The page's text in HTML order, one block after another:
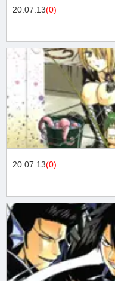
20.07.13(0)
20.07.13(0)